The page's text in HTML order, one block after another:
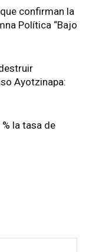
confirman la
Política “Bajo
Ayotzinapa:
la tasa de